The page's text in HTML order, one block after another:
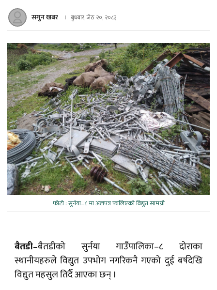
सगुन खबर बुधबार, जेठ २०, २०८३
फोटो : सुर्नया–८ मा अलपत्र फालिएको विद्युत सामग्री
बैतडी–बैतडीको सुर्नया गाउँपालिका–८ दोराका
स्थानीयहरुले विद्युत उपभोग नगरिकनै गएको दुई बर्षदेखि
विद्युत महसुल तिर्दै आएका छन् ।